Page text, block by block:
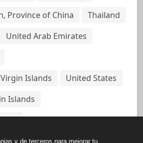
Province of China
Thailand
United Arab Emirates
Islands
United States
Islands
y de terceros para mejorar tu